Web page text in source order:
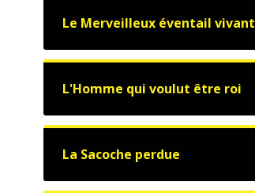
Le Merveilleux éventail vivant
L'Homme qui voulut être roi
La Sacoche perdue